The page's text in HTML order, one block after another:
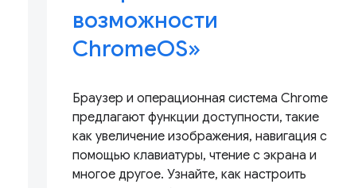
возможности
ChromeOS»
Браузер и операционная система Chrome
предлагают функции доступности, такие
как увеличение изображения, навигация с
помощью клавиатуры, чтение с экрана и
многое другое. Узнайте, как настроить